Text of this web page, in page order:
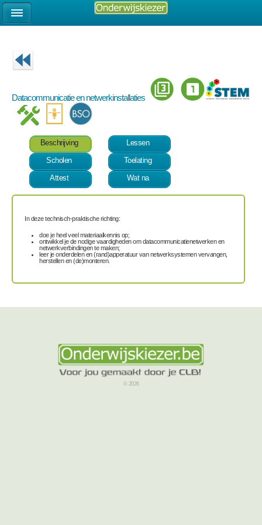
Datacommunicatie en netwerkinstallaties
Beschrijving
Lessen
Scholen
Toelating
Attest
Wat na
In deze technisch-praktische richting:
doe je heel veel materiaalkennis op;
ontwikkel je de nodige vaardigheden om datacommunicatienetwerken en
netwerkverbindingen te maken;
leer je onderdelen en (rand)apperatuur van netwerksystemen vervangen,
herstellen en (de)monteren.
© 2026